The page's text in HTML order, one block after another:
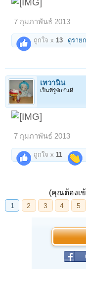
7 กุมภาพันธ์ 2013
ถูกใจ x13 ดูราย
เทวานิน
เป็นที่รู้จักกันดี
7 กุมภาพันธ์ 2013
ถูกใจ x 11
(คุณต้องเ